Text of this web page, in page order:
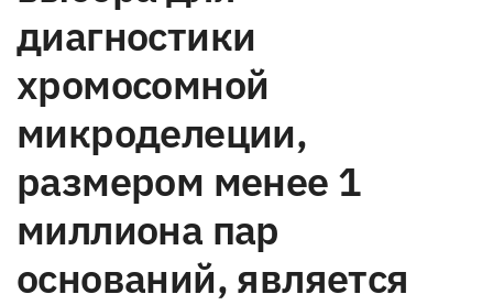
диагностики
хромосомной
микроделеции,
размером менее 1
миллиона пар
оснований, является